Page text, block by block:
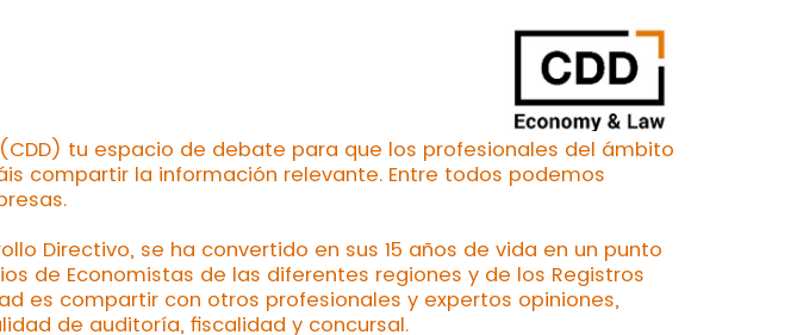
tu espacio de debate para que los profesionales del ámbito
compartir la información relevante. Entre todos podemos
Directivo, se ha convertido en sus 15 años de vida en un punto
de Economistas de las diferentes regiones y de los Registros
es compartir con otros profesionales y expertos opiniones,
de auditoría, fiscalidad y concursal.